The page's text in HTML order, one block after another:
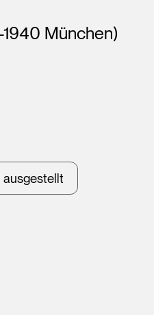
München)
ausgestellt